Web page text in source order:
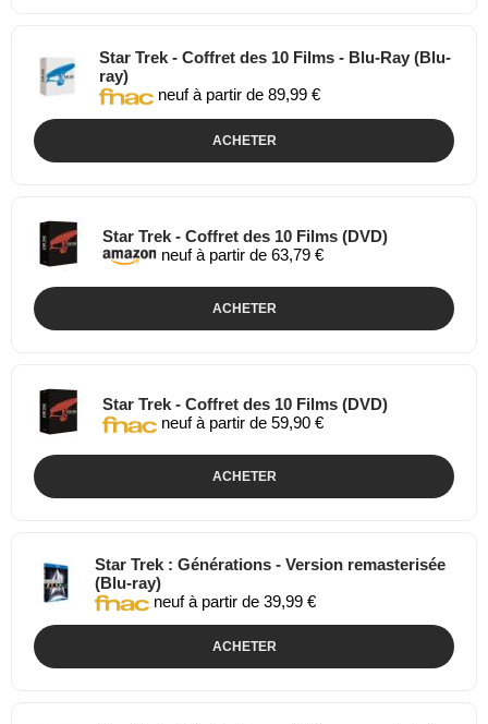
Star Trek - Coffret des 10 Films - Blu-Ray (Blu-
ray)
neuf à partir de 89,99 €
ACHETER
Star Trek - Coffret des 10 Films (DVD)
neuf à partir de 63,79 €
ACHETER
Star Trek - Coffret des 10 Films (DVD)
neuf à partir de 59,90 €
ACHETER
Star Trek : Générations - Version remasterisée
(Blu-ray)
neuf à partir de 39,99 €
ACHETER